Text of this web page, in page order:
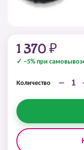
1 370 ₽
✓ −5% при
Количество −